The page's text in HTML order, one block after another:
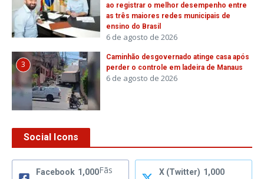
ao registrar o melhor desempenho entre
as três maiores redes municipais de
ensino do Brasil
6 de agosto de 2026
3
Caminhão desgovernado atinge casa após
perder o controle em ladeira de Manaus
6 de agosto de 2026
Social Icons
Facebook 1,000Fãs
X (Twitter) 1,000